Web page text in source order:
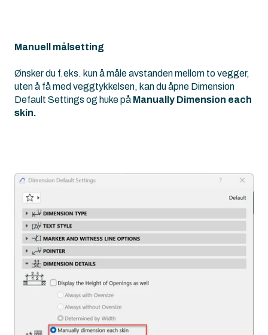
Manuell målsetting
Ønsker du f.eks. kun å måle avstanden mellom to vegger,
uten å få med veggtykkelsen, kan du åpne Dimension
Default Settings og huke på Manually Dimension each
skin.